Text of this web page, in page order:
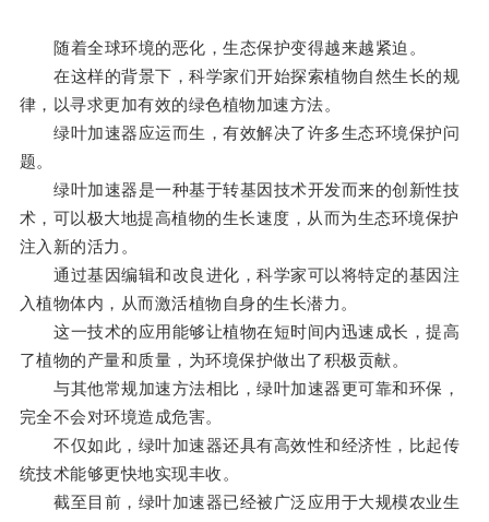
随着全球环境的恶化，生态保护变得越来越紧迫。
在这样的背景下，科学家们开始探索植物自然生长的规
律，以寻求更加有效的绿色植物加速方法。
绿叶加速器应运而生，有效解决了许多生态环境保护问
题。
绿叶加速器是一种基于转基因技术开发而来的创新性技
术，可以极大地提高植物的生长速度，从而为生态环境保护
注入新的活力。
通过基因编辑和改良进化，科学家可以将特定的基因注
入植物体内，从而激活植物自身的生长潜力。
这一技术的应用能够让植物在短时间内迅速成长，提高
了植物的产量和质量，为环境保护做出了积极贡献。
与其他常规加速方法相比，绿叶加速器更可靠和环保，
完全不会对环境造成危害。
不仅如此，绿叶加速器还具有高效性和经济性，比起传
统技术能够更快地实现丰收。
截至目前，绿叶加速器已经被广泛应用于大规模农业生